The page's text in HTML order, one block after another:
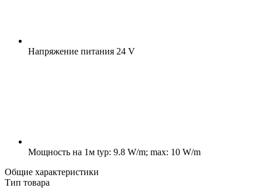
Напряжение питания 24 V
Мощность на 1м typ: 9.8 W/m; max: 10 W/m
Общие характеристики
Тип товара